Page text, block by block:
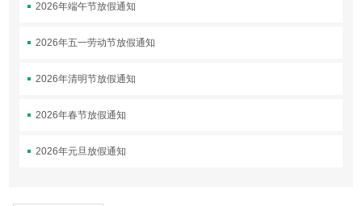
2026年端午节放假通知
2026年五一劳动节放假通知
2026年清明节放假通知
2026年春节放假通知
2026年元旦放假通知